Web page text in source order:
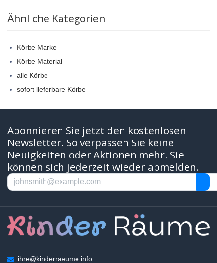
Ähnliche Kategorien
Körbe Marke
Körbe Material
alle Körbe
sofort lieferbare Körbe
Abonnieren Sie jetzt den kostenlosen
Newsletter. So verpassen Sie keine
Neuigkeiten oder Aktionen mehr. Sie
können sich jederzeit wieder abmelden.
ihre@kinderraeume.info